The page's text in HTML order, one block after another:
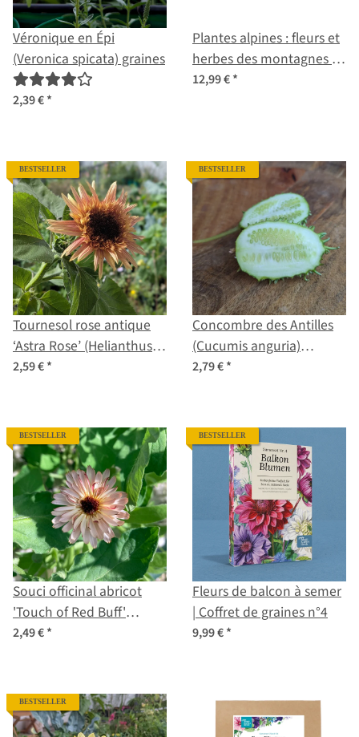
Véronique en Épi
(Veronica spicata) graines
2,39 €*
Plantes alpines : fleurs et
herbes des montagnes -
coffret de graines n° 31
12,99 €*
BESTSELLER
Tournesol rose antique
‘Astra Rose’ (Helianthus
annuus) graines
2,59 €*
BESTSELLER
Concombre des Antilles
(Cucumis anguria)
graines
2,79 €*
BESTSELLER
Souci officinal abricot
'Touch of Red Buff'
(Calendula officinalis)
2,49 €*
BESTSELLER
Fleurs de balcon à semer
| Coffret de graines n°4
9,99 €*
BESTSELLER